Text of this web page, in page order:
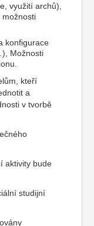
využití archů),
možnosti
konfigurace
Možnosti
kteří
a
v tvorbě
aktivity bude
studijní